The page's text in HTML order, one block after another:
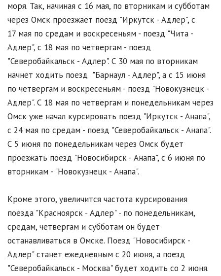
моря. Так, начиная с 16 мая, по вторникам и субботам
через Омск проезжает поезд "Иркутск - Адлер", с
17 мая по средам и воскресеньям - поезд "Чита -
Адлер", с 18 мая по четвергам - поезд
"Северобайкальск - Адлер". С 30 мая по вторникам
начнет ходить поезд "Барнаул - Адлер", а с 15 июня
по четвергам и воскресеньям - поезд "Новокузнецк -
Адлер". С 18 мая по четвергам и понедельникам через
Омск уже начал курсировать поезд "Иркутск - Анапа",
с 24 мая по средам - поезд "Северобайкальск - Анапа".
С 5 июня по понедельникам через Омск будет
проезжать поезд "Новосибирск - Анапа", с 6 июня по
вторникам - "Новокузнецк - Анапа".
Кроме этого, увеличится частота курсирования
поезда "Красноярск - Адлер" - по понедельникам,
средам, четвергам и субботам он будет
останавливаться в Омске. Поезд "Новосибирск -
Адлер" станет ежедневным с 20 июня, а поезд
"Северобайкальск - Москва" будет ходить со 2 июня.